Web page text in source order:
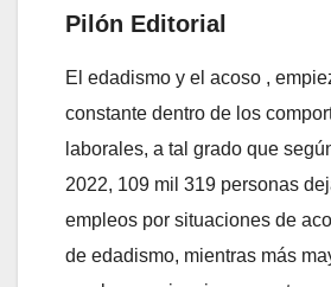
Pilón Editorial
El edadismo y el acoso ,
constante dentro de los
laborales, a tal grado que
2022, 109 mil 319 personas
empleos por situaciones de
de edadismo, mientras más